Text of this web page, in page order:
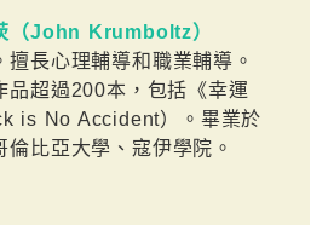
（John Krumboltz）
擅長心理輔導和職業輔導。
品超過200本，包括《幸運
is No Accident）。畢業於
倫比亞大學、寇伊學院。